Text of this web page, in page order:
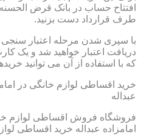
افتتاح حساب در بانک قرض الحسنه
طرف قرارداد دست بزنید.
با سپری شدن مرحله اعتبار سنجی
دریافت اعتبار خواهید شد و یک
که با استفاده از آن می توانید
خرید اقساطی لوازم خانگی در
عبداله
فروشگاه فروش اقساطی لوازم
امامزاده عبداله خرید اقساطی